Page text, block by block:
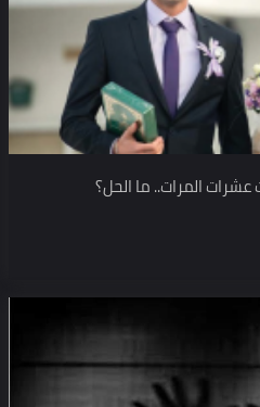
المرات.. ما الحل؟